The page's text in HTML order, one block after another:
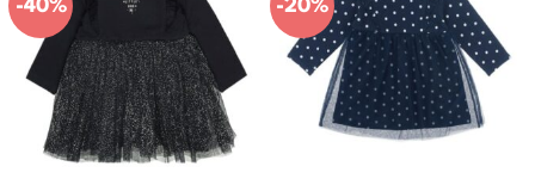
-40% -20%